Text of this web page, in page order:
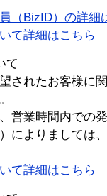
（BizID）の詳細
て詳細はこちら
て
されたお客様に
営業時間内での
によりましては
て詳細はこちら